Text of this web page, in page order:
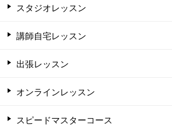
スタジオレッスン
講師自宅レッスン
出張レッスン
オンラインレッスン
スピードマスターコース